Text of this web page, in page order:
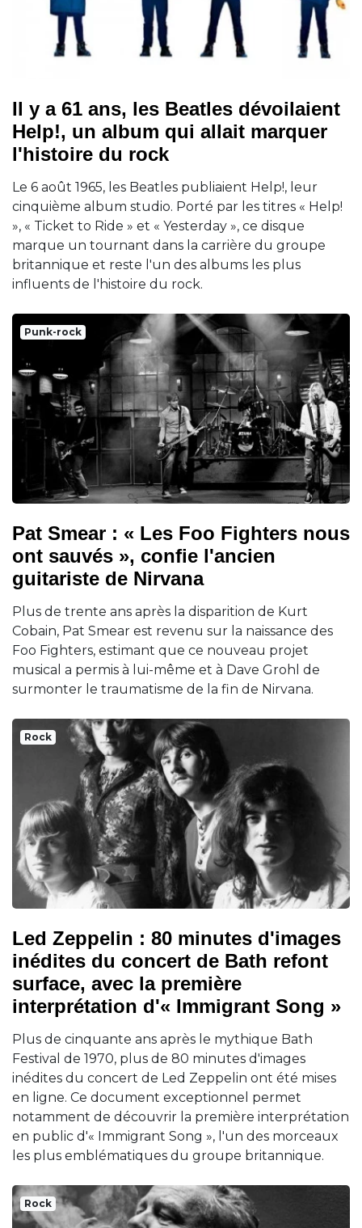
Il y a 61 ans, les Beatles dévoilaient
Help!, un album qui allait marquer
l'histoire du rock
Le 6 août 1965, les Beatles publiaient Help!, leur
cinquième album studio. Porté par les titres « Help!
», « Ticket to Ride » et « Yesterday », ce disque
marque un tournant dans la carrière du groupe
britannique et reste l'un des albums les plus
influents de l'histoire du rock.
Punk-rock
Pat Smear : « Les Foo Fighters nous
ont sauvés », confie l'ancien
guitariste de Nirvana
Plus de trente ans après la disparition de Kurt
Cobain, Pat Smear est revenu sur la naissance des
Foo Fighters, estimant que ce nouveau projet
musical a permis à lui-même et à Dave Grohl de
surmonter le traumatisme de la fin de Nirvana.
Rock
Led Zeppelin : 80 minutes d'images
inédites du concert de Bath refont
surface, avec la première
interprétation d'« Immigrant Song »
Plus de cinquante ans après le mythique Bath
Festival de 1970, plus de 80 minutes d'images
inédites du concert de Led Zeppelin ont été mises
en ligne. Ce document exceptionnel permet
notamment de découvrir la première interprétation
en public d'« Immigrant Song », l'un des morceaux
les plus emblématiques du groupe britannique.
Rock